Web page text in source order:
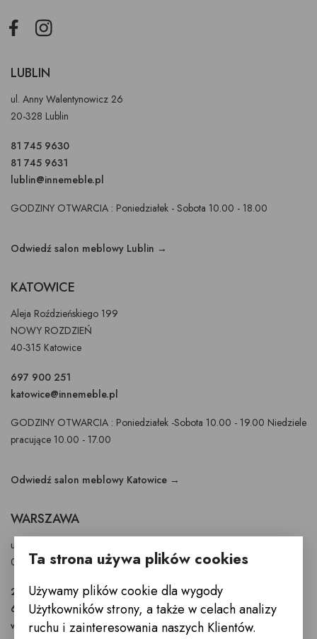
FacebookInstagram
LUBLIN
ul. Anny Walentynowicz 26
20-328 Lublin
81 745 9630
81 745 9631
lublin@innemeble.pl
GODZINY OTWARCIA : Poniedziałek - Sobota 10.00 - 18.00
Odwiedź salon meblowy Lublin →
KATOWICE
Aleja Roździeńskiego 199
NOWY ROZDZIEŃ
40-315 Katowice
697 900 251
katowice@innemeble.pl
GODZINY OTWARCIA : Poniedziałek -Sobota 10.00 - 19.00 Niedziele
pracujące 10.00 - 17.00
Odwiedź salon meblowy Katowice →
WARSZAWA
ul. Puławska 326 - budynek Enel-Med
02-819 Warszawa
22 855 40 97
601 777 299
warszawa@innemeble.pl
Ta strona używa plików cookies
Używamy plików cookie dla wygody
Użytkowników strony, a także w celach analizy
ruchu i zainteresowania naszych Klientów.